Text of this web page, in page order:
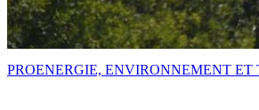
PROENERGIE, ENVIRONNEMENT ET